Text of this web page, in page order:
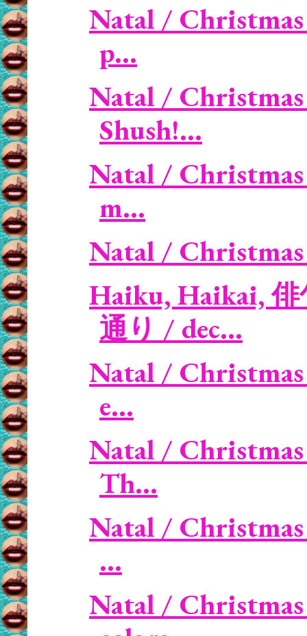
Natal /
p...
Natal /
Shush!...
Natal /
m...
Natal / Christmas
Haiku, Haikai, 俳
通り / dec...
Natal /
e...
Natal / Christmas
Th...
Natal / Christmas
...
Natal /